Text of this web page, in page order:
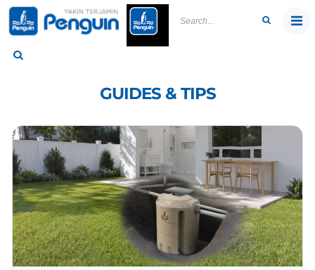
Skip
content
GUIDES & TIPS